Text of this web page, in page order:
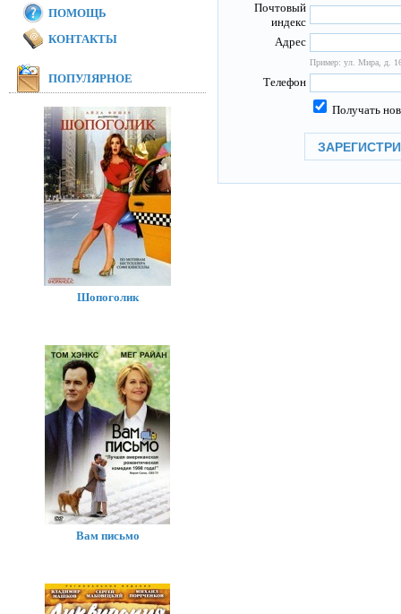
Почтовый
индекс
Адрес
Пример: ул. Мира, д.
Телефон
Получать
ПОМОЩЬ
КОНТАКТЫ
ПОПУЛЯРНОЕ
Шопоголик
Вам письмо